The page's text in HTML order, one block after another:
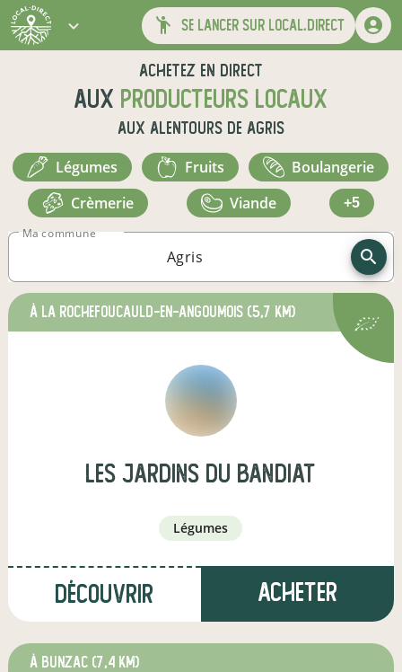
se lancer sur local.direct
Achetez en direct
aux producteurs locaux
aux alentours de Agris
légumes fruits
boulangerie
crèmerie
viande +5
Ma commune
à La Rochefoucauld-en-Angoumois (5,7 km)
Les Jardins du Bandiat
légumes
Découvrir Acheter
à Bunzac (7,4 km)